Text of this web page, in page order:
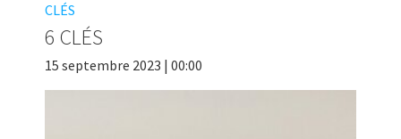
CLÉS
6 CLÉS
15 septembre 2023 | 00:00